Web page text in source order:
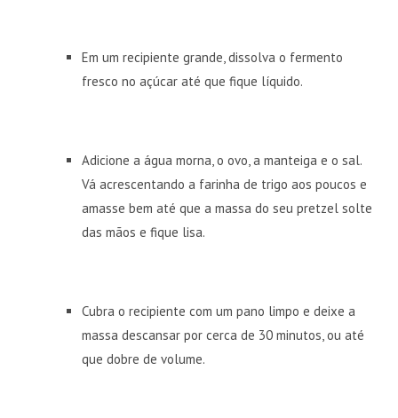
Em um recipiente grande, dissolva o fermento
fresco no açúcar até que fique líquido.
Adicione a água morna, o ovo, a manteiga e o sal.
Vá acrescentando a farinha de trigo aos poucos e
amasse bem até que a massa do seu pretzel solte
das mãos e fique lisa.
Cubra o recipiente com um pano limpo e deixe a
massa descansar por cerca de 30 minutos, ou até
que dobre de volume.